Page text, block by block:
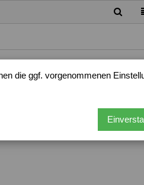
die ggf. vorgenommenen